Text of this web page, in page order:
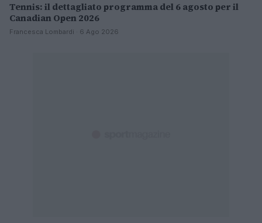
Tennis: il dettagliato programma del 6 agosto per il
Canadian Open 2026
Francesca Lombardi · 6 Ago 2026